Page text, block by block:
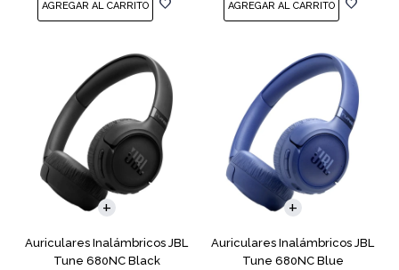
Auriculares Inalámbricos JBL
Tune 680NC Black
Auriculares Inalámbricos JBL
Tune 680NC Blue